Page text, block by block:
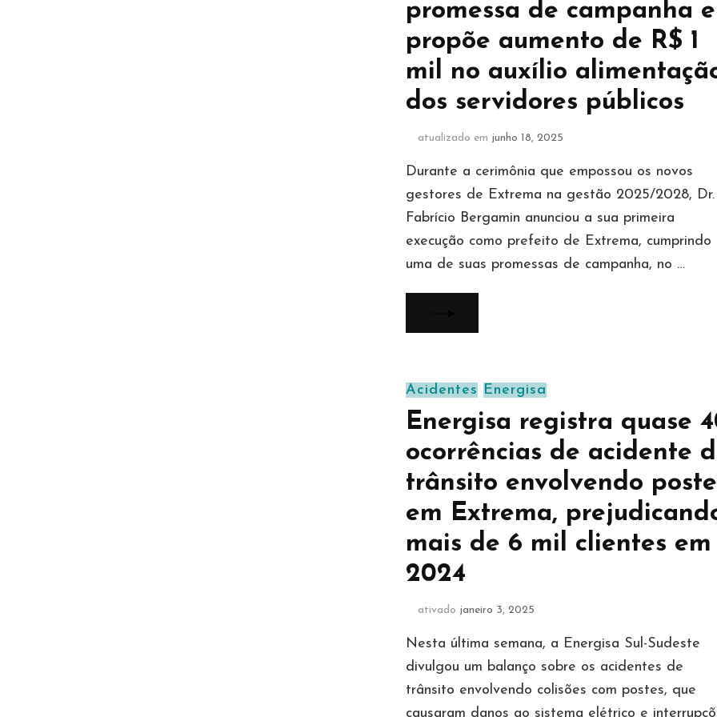
promessa de campanha e
propõe aumento de R$ 1
mil no auxílio
dos servidores públicos
atualizado em junho 18, 2025
Durante a cerimônia que empossou os novos
gestores de Extrema na gestão 2025/2028, Dr.
Fabrício Bergamin anunciou a sua primeira
execução como prefeito de Extrema, cumprindo
uma de suas promessas de campanha, no …
Acidentes Energisa
Energisa registra quase
ocorrências de acidente
trânsito envolvendo
em Extrema,
mais de 6 mil clientes em
2024
ativado janeiro 3, 2025
Nesta última semana, a Energisa Sul-Sudeste
divulgou um balanço sobre os acidentes de
trânsito envolvendo colisões com postes, que
causaram danos ao sistema elétrico e